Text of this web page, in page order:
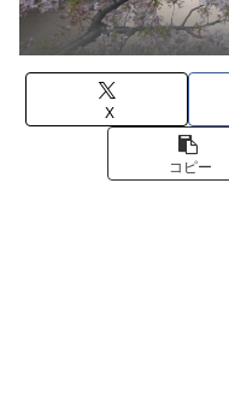
X
コピー